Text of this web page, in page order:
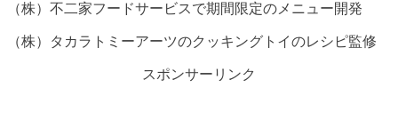
（株）不二家フードサービスで期間限定のメニュー開発
（株）タカラトミーアーツのクッキングトイのレシピ監修
スポンサーリンク